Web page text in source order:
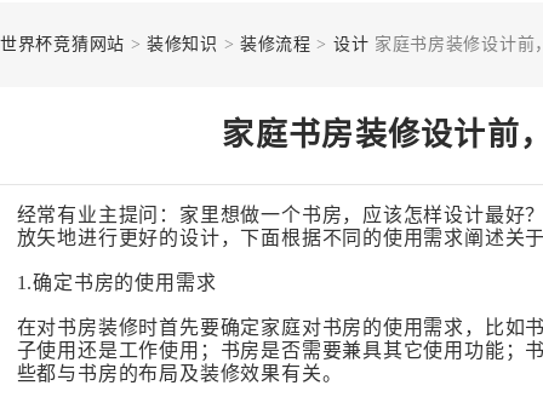
世界杯竞猜网站 >装修知识 > 装修流程 > 设计 家庭书房装修设计前
家庭书房装修设计前
经常有业主提问：家里想做一个书房，应该怎样设计最好
放矢地进行更好的设计，下面根据不同的使用需求阐述关
1.确定书房的使用需求
在对书房装修时首先要确定家庭对书房的使用需求，比如
子使用还是工作使用；书房是否需要兼具其它使用功能
些都与书房的布局及装修效果有关。